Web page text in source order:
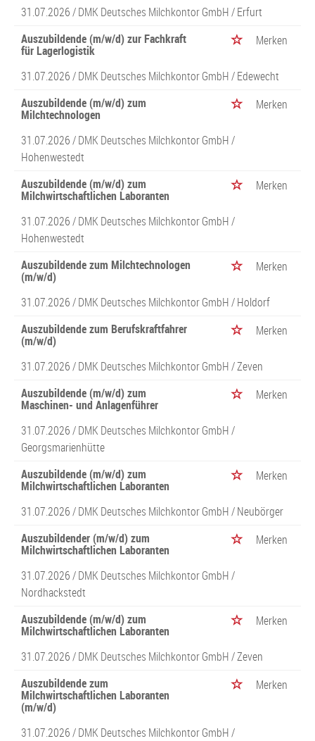
31.07.2026 /DMK Deutsches Milchkontor GmbH/ Erfurt
Auszubildende (m/w/d) zur Fachkraft
für Lagerlogistik
Merken
31.07.2026 /DMK Deutsches Milchkontor GmbH/ Edewecht
Auszubildende (m/w/d) zum
Milchtechnologen
Merken
31.07.2026 /DMK Deutsches Milchkontor GmbH/
Hohenwestedt
Auszubildende (m/w/d) zum
Milchwirtschaftlichen Laboranten
Merken
31.07.2026 /DMK Deutsches Milchkontor GmbH/
Hohenwestedt
Auszubildende zum Milchtechnologen
(m/w/d)
Merken
31.07.2026 /DMK Deutsches Milchkontor GmbH/ Holdorf
Auszubildende zum Berufskraftfahrer
(m/w/d)
Merken
31.07.2026 /DMK Deutsches Milchkontor GmbH/ Zeven
Auszubildende (m/w/d) zum
Maschinen- und Anlagenführer
Merken
31.07.2026 /DMK Deutsches Milchkontor GmbH/
Georgsmarienhütte
Auszubildende (m/w/d) zum
Milchwirtschaftlichen Laboranten
Merken
31.07.2026 /DMK Deutsches Milchkontor GmbH/ Neubörger
Auszubildender (m/w/d) zum
Milchwirtschaftlichen Laboranten
Merken
31.07.2026 /DMK Deutsches Milchkontor GmbH/
Nordhackstedt
Auszubildende (m/w/d) zum
Milchwirtschaftlichen Laboranten
Merken
31.07.2026 /DMK Deutsches Milchkontor GmbH/ Zeven
Auszubildende zum
Milchwirtschaftlichen Laboranten
(m/w/d)
Merken
31.07.2026 /DMK Deutsches Milchkontor GmbH/